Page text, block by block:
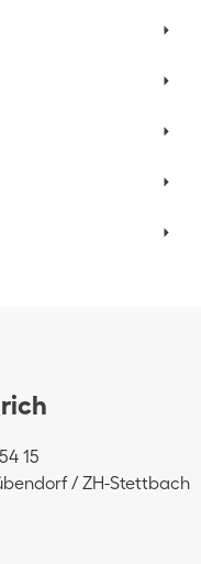
15
/ ZH-Stettbach